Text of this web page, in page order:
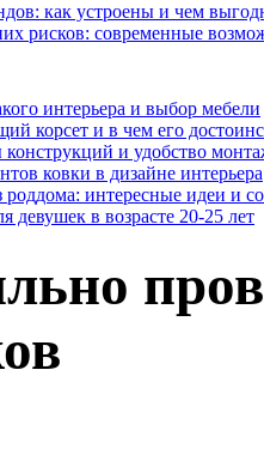
как устроены и чем
рисков: современные
интерьера и выбор мебели
корсет и в чем его
и удобство
ковки в дизайне интерьера
интересные идеи и
в возрасте 20-25 лет